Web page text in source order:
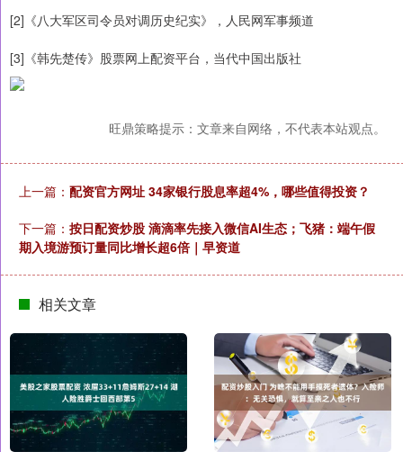
[2]《八大军区司令员对调历史纪实》，人民网军事频道
[3]《韩先楚传》股票网上配资平台，当代中国出版社
旺鼎策略提示：文章来自网络，不代表本站观点。
上一篇： 配资官方网址 34家银行股息率超4%，哪些值得投资？
下一篇： 按日配资炒股 滴滴率先接入微信AI生态；飞猪：端午假
期入境游预订量同比增长超6倍｜早资道
相关文章